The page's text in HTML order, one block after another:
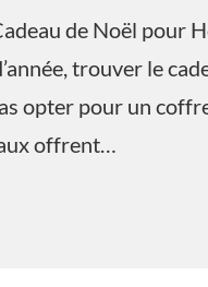
de Noël pour
trouver le
opter pour un
offrent…